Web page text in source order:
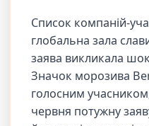
Список компаній-
глобальна зала
заява викликала
Значок морозива
голосним
червня потужну